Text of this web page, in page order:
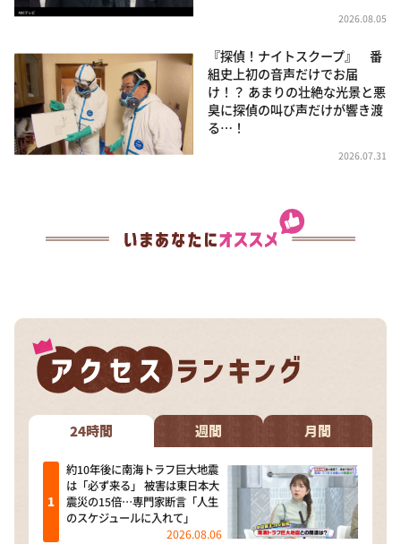
2026.08.05
『探偵！ナイトスクープ』 番
組史上初の音声だけでお届
け！？ あまりの壮絶な光景と悪
臭に探偵の叫び声だけが響き渡
る…！
2026.07.31
24時間 週間 月間
約10年後に南海トラフ巨大地震
は「必ず来る」 被害は東日本大
震災の15倍…専門家断言「人生
のスケジュールに入れて」
2026.08.06